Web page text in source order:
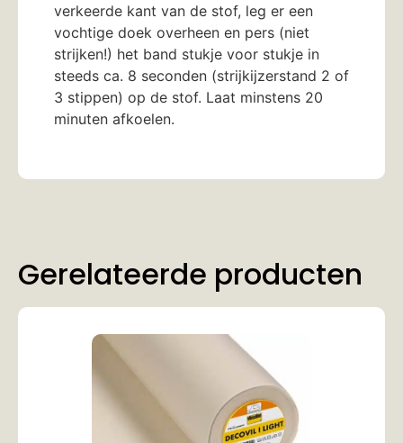
verkeerde kant van de stof, leg er een
vochtige doek overheen en pers (niet
strijken!) het band stukje voor stukje in
steeds ca. 8 seconden (strijkijzerstand 2 of
3 stippen) op de stof. Laat minstens 20
minuten afkoelen.
Gerelateerde producten